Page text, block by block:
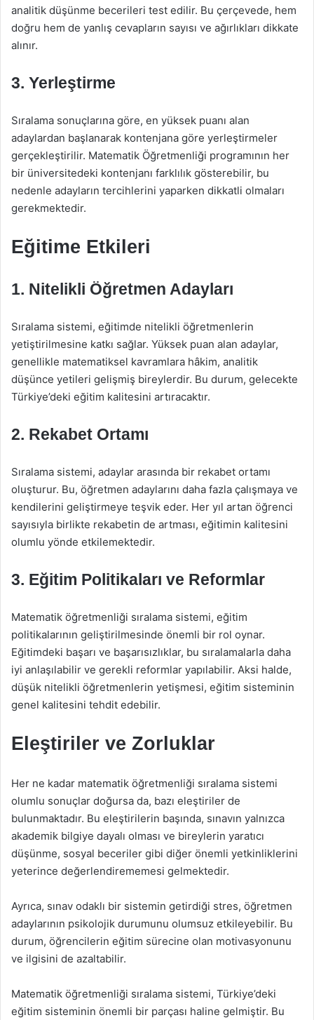
analitik düşünme becerileri test edilir. Bu çerçevede, hem
doğru hem de yanlış cevapların sayısı ve ağırlıkları dikkate
alınır.
3. Yerleştirme
Sıralama sonuçlarına göre, en yüksek puanı alan
adaylardan başlanarak kontenjana göre yerleştirmeler
gerçekleştirilir. Matematik Öğretmenliği programının her
bir üniversitedeki kontenjanı farklılık gösterebilir, bu
nedenle adayların tercihlerini yaparken dikkatli olmaları
gerekmektedir.
Eğitime Etkileri
1. Nitelikli Öğretmen Adayları
Sıralama sistemi, eğitimde nitelikli öğretmenlerin
yetiştirilmesine katkı sağlar. Yüksek puan alan adaylar,
genellikle matematiksel kavramlara hâkim, analitik
düşünce yetileri gelişmiş bireylerdir. Bu durum, gelecekte
Türkiye’deki eğitim kalitesini artıracaktır.
2. Rekabet Ortamı
Sıralama sistemi, adaylar arasında bir rekabet ortamı
oluşturur. Bu, öğretmen adaylarını daha fazla çalışmaya ve
kendilerini geliştirmeye teşvik eder. Her yıl artan öğrenci
sayısıyla birlikte rekabetin de artması, eğitimin kalitesini
olumlu yönde etkilemektedir.
3. Eğitim Politikaları ve Reformlar
Matematik öğretmenliği sıralama sistemi, eğitim
politikalarının geliştirilmesinde önemli bir rol oynar.
Eğitimdeki başarı ve başarısızlıklar, bu sıralamalarla daha
iyi anlaşılabilir ve gerekli reformlar yapılabilir. Aksi halde,
düşük nitelikli öğretmenlerin yetişmesi, eğitim sisteminin
genel kalitesini tehdit edebilir.
Eleştiriler ve Zorluklar
Her ne kadar matematik öğretmenliği sıralama sistemi
olumlu sonuçlar doğursa da, bazı eleştiriler de
bulunmaktadır. Bu eleştirilerin başında, sınavın yalnızca
akademik bilgiye dayalı olması ve bireylerin yaratıcı
düşünme, sosyal beceriler gibi diğer önemli yetkinliklerini
yeterince değerlendirememesi gelmektedir.
Ayrıca, sınav odaklı bir sistemin getirdiği stres, öğretmen
adaylarının psikolojik durumunu olumsuz etkileyebilir. Bu
durum, öğrencilerin eğitim sürecine olan motivasyonunu
ve ilgisini de azaltabilir.
Matematik öğretmenliği sıralama sistemi, Türkiye’deki
eğitim sisteminin önemli bir parçası haline gelmiştir. Bu